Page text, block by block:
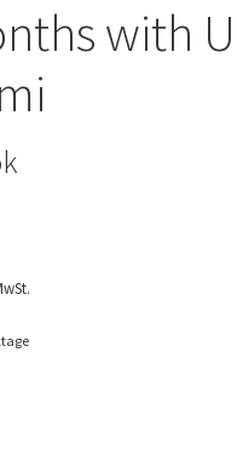
with